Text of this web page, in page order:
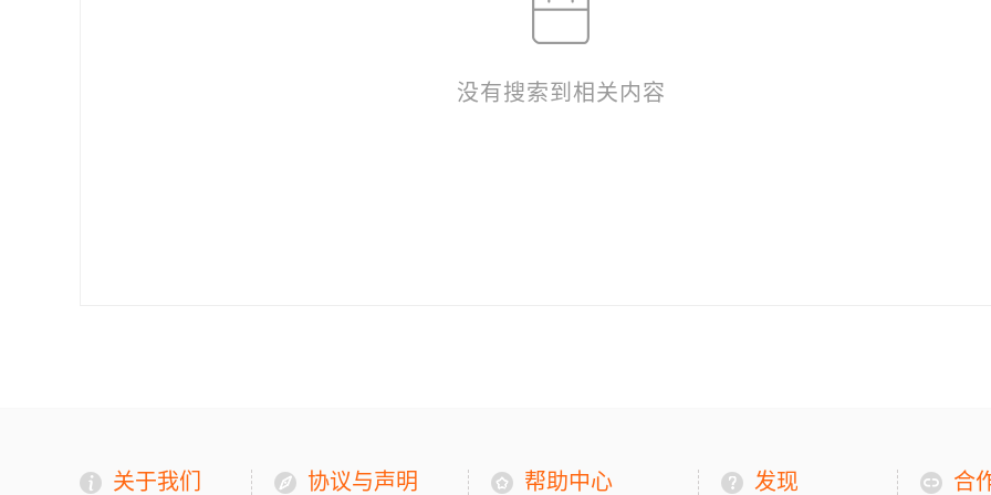
没有搜索到相关内容
关于我们 协议与声明 帮助中心 发现 合